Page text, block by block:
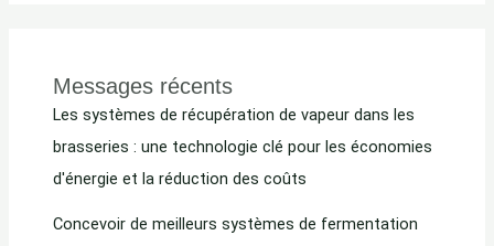
Messages récents
Les systèmes de récupération de vapeur dans les
brasseries : une technologie clé pour les économies
d'énergie et la réduction des coûts
Concevoir de meilleurs systèmes de fermentation